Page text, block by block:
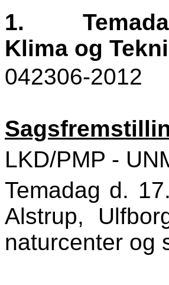
1.
Klima og
042306-2012
LKD/PMP -
Temadag d.
Alstrup,
naturcenter og